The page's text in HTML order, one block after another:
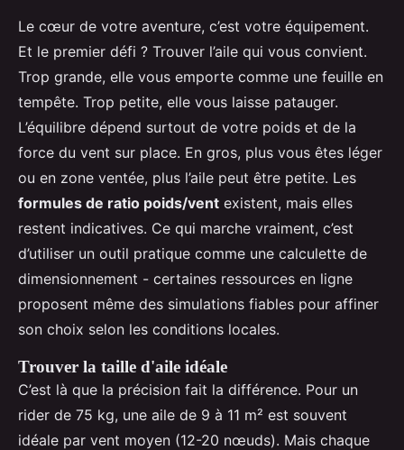
Le cœur de votre aventure, c’est votre équipement.
Et le premier défi ? Trouver l’aile qui vous convient.
Trop grande, elle vous emporte comme une feuille en
tempête. Trop petite, elle vous laisse patauger.
L’équilibre dépend surtout de votre poids et de la
force du vent sur place. En gros, plus vous êtes léger
ou en zone ventée, plus l’aile peut être petite. Les
formules de ratio poids/vent existent, mais elles
restent indicatives. Ce qui marche vraiment, c’est
d’utiliser un outil pratique comme une calculette de
dimensionnement - certaines ressources en ligne
proposent même des simulations fiables pour affiner
son choix selon les conditions locales.
Trouver la taille d'aile idéale
C’est là que la précision fait la différence. Pour un
rider de 75 kg, une aile de 9 à 11 m² est souvent
idéale par vent moyen (12-20 nœuds). Mais chaque